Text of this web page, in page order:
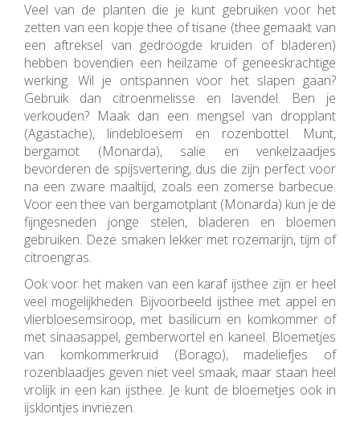
Veel van de planten die je kunt gebruiken voor het
zetten van een kopje thee of tisane (thee gemaakt van
een aftreksel van gedroogde kruiden of bladeren)
hebben bovendien een heilzame of geneeskrachtige
werking. Wil je ontspannen voor het slapen gaan?
Gebruik dan citroenmelisse en lavendel. Ben je
verkouden? Maak dan een mengsel van dropplant
(Agastache), lindebloesem en rozenbottel. Munt,
bergamot (Monarda), salie en venkelzaadjes
bevorderen de spijsvertering, dus die zijn perfect voor
na een zware maaltijd, zoals een zomerse barbecue.
Voor een thee van bergamotplant (Monarda) kun je de
fijngesneden jonge stelen, bladeren en bloemen
gebruiken. Deze smaken lekker met rozemarijn, tijm of
citroengras.
Ook voor het maken van een karaf ijsthee zijn er heel
veel mogelijkheden. Bijvoorbeeld ijsthee met appel en
vlierbloesemsiroop, met basilicum en komkommer of
met sinaasappel, gemberwortel en kaneel. Bloemetjes
van komkommerkruid (Borago), madeliefjes of
rozenblaadjes geven niet veel smaak, maar staan heel
vrolijk in een kan ijsthee. Je kunt de bloemetjes ook in
ijsklontjes invriezen.